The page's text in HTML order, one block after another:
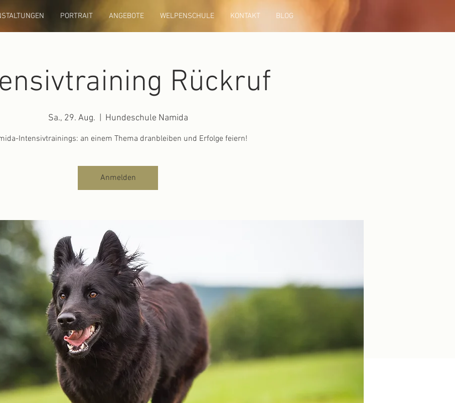
PORTRAIT ANGEBOTE WELPENSCHULE KONTAKT BLOG
Rückruf
Sa., 29. Aug. Hundeschule Namida
Intensivtrainings: an einem Thema dranbleiben und Erfolge feiern!
Anmelden